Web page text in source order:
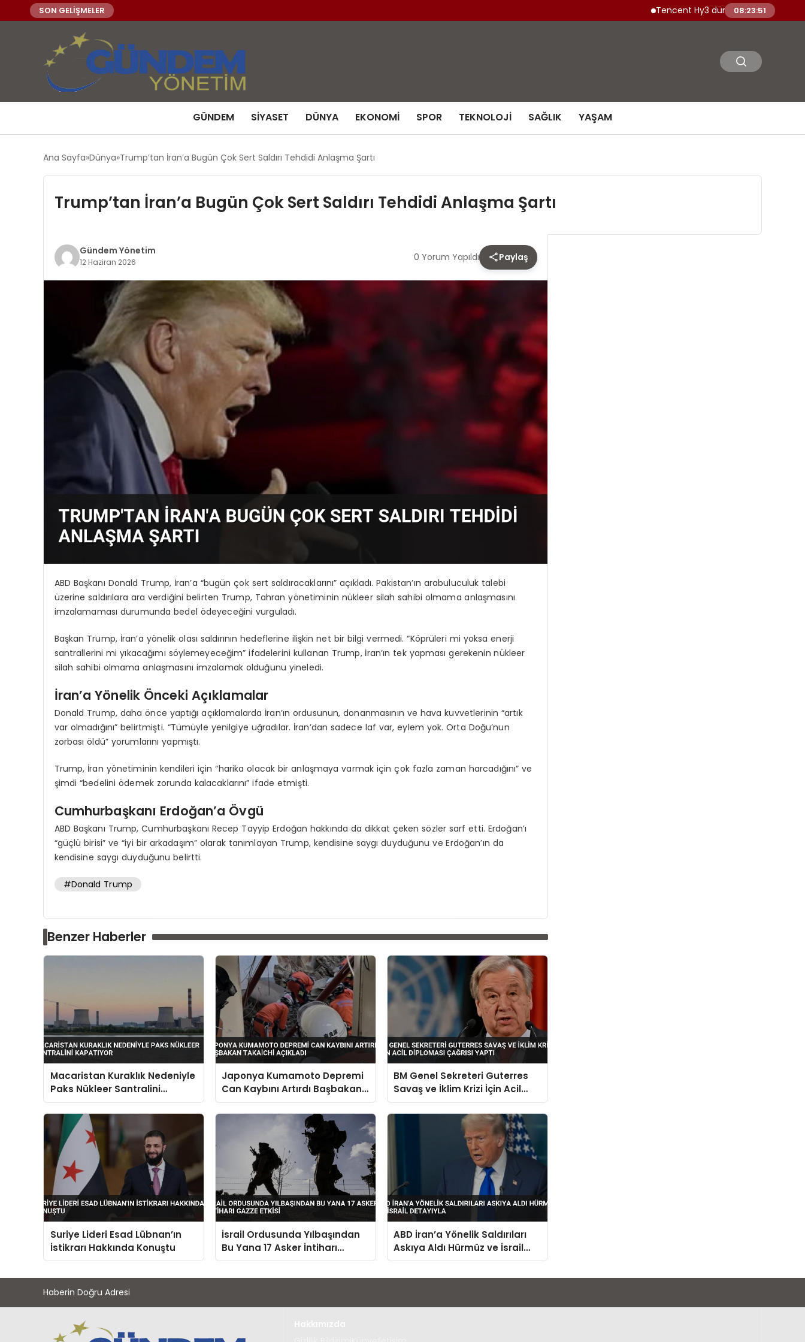
SON GELİŞMELER Tencent Hy3 dünya genelinde
08:23:52
GÜNDEM SIYASET DÜNYA EKONOMI SPOR TEKNOLOJI SAĞLIK YAŞAM
Ana Sayfa Dünya Trump’tan İran’a Bugün Çok Sert Saldırı Tehdidi Anlaşma Şartı
Trump’tan İran’a Bugün Çok Sert Saldırı Tehdidi Anlaşma Şartı
Gündem Yönetim
12 Haziran 2026 0 Yorum Yapıldı Paylaş
ABD Başkanı Donald Trump, İran’a “bugün çok sert saldıracaklarını” açıkladı. Pakistan’ın arabuluculuk talebi
üzerine saldırılara ara verdiğini belirten Trump, Tahran yönetiminin nükleer silah sahibi olmama anlaşmasını
imzalamaması durumunda bedel ödeyeceğini vurguladı.
Başkan Trump, İran’a yönelik olası saldırının hedeflerine ilişkin net bir bilgi vermedi. “Köprüleri mi yoksa enerji
santrallerini mi yıkacağımı söylemeyeceğim” ifadelerini kullanan Trump, İran’ın tek yapması gerekenin nükleer
silah sahibi olmama anlaşmasını imzalamak olduğunu yineledi.
İran’a Yönelik Önceki Açıklamalar
Donald Trump, daha önce yaptığı açıklamalarda İran’ın ordusunun, donanmasının ve hava kuvvetlerinin “artık
var olmadığını” belirtmişti. “Tümüyle yenilgiye uğradılar. İran’dan sadece laf var, eylem yok. Orta Doğu’nun
zorbası öldü” yorumlarını yapmıştı.
Trump, İran yönetiminin kendileri için “harika olacak bir anlaşmaya varmak için çok fazla zaman harcadığını” ve
şimdi “bedelini ödemek zorunda kalacaklarını” ifade etmişti.
Cumhurbaşkanı Erdoğan’a Övgü
ABD Başkanı Trump, Cumhurbaşkanı Recep Tayyip Erdoğan hakkında da dikkat çeken sözler sarf etti. Erdoğan’ı
“güçlü birisi” ve “iyi bir arkadaşım” olarak tanımlayan Trump, kendisine saygı duyduğunu ve Erdoğan’ın da
kendisine saygı duyduğunu belirtti.
#Donald Trump
Benzer Haberler
Macaristan Kuraklık Nedeniyle
Paks Nükleer Santralini
Kapatıyor
Japonya Kumamoto Depremi
Can Kaybını Artırdı Başbakan
Takaichi Açıkladı
BM Genel Sekreteri Guterres
Savaş ve İklim Krizi İçin Acil
Diploması Çağrısı Yaptı
Suriye Lideri Esad Lübnan’ın
İstikrarı Hakkında Konuştu
İsrail Ordusunda Yılbaşından
Bu Yana 17 Asker İntiharı
Gazze Etkisi
ABD İran’a Yönelik Saldırıları
Askıya Aldı Hürmüz ve İsrail
Detayıyla
Haberin Doğru Adresi
Hakkımızda